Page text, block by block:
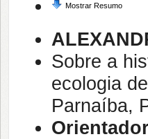
Mostrar Resumo
Sobre a
ecologia
Parnaíba,